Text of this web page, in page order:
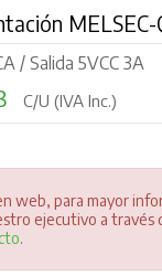
MELSEC-
/ Salida 5VCC 3A
C/U (IVA Inc.)
web, para mayor
ejecutivo a través
.